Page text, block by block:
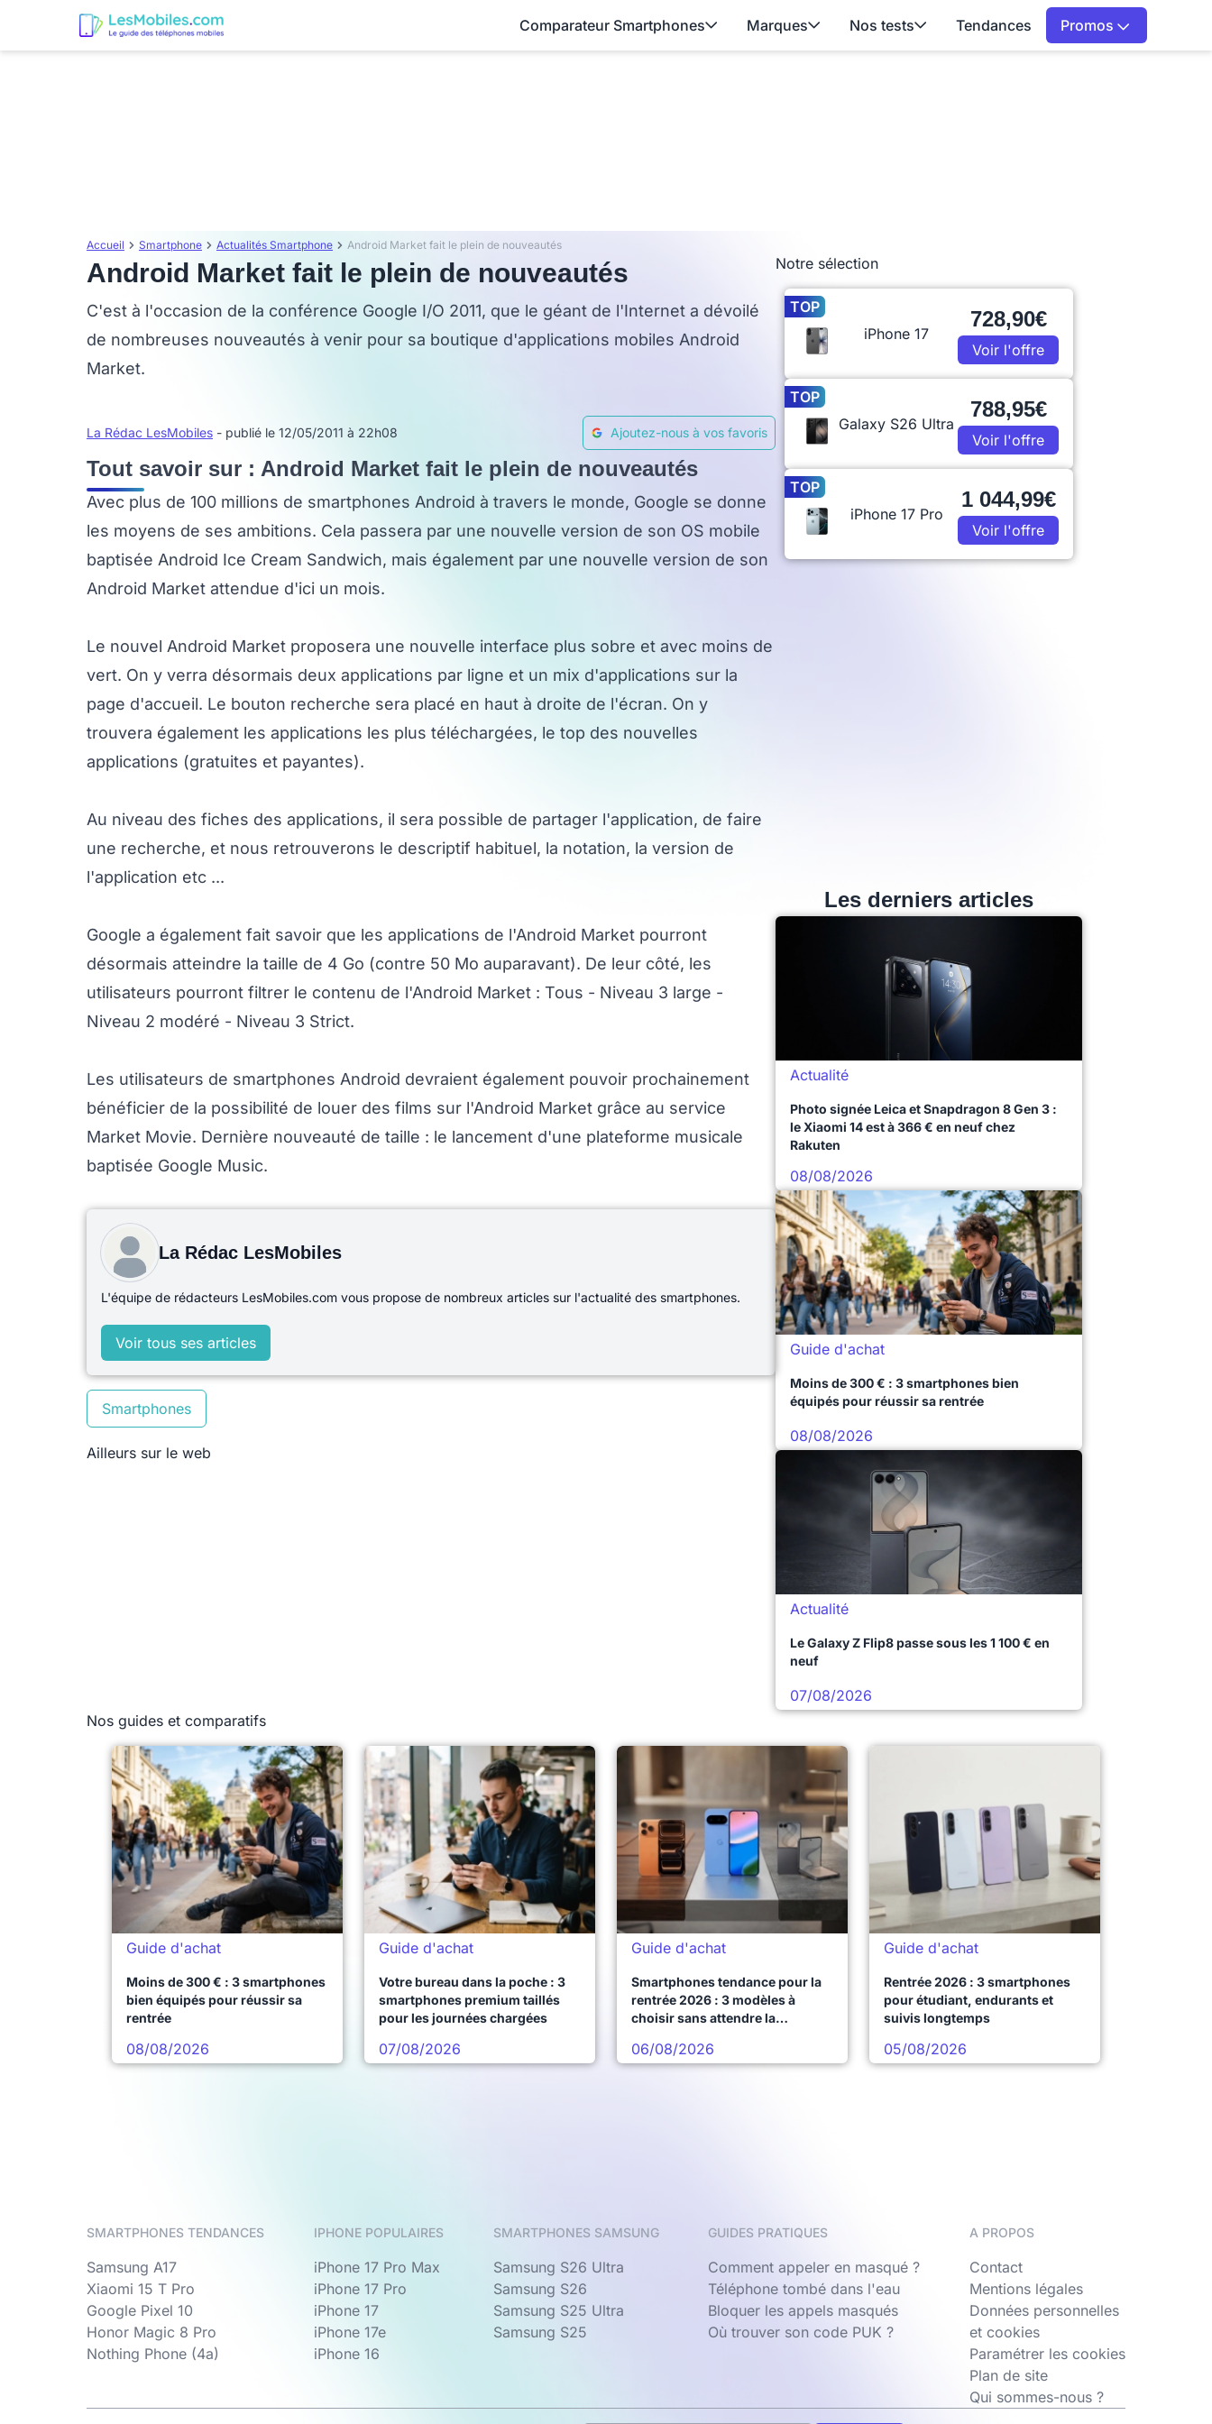
Comparateur Smartphones Marques Nos tests Tendances Promos
Accueil Smartphone Actualités Smartphone Android Market fait le plein de nouveautés
Android Market fait le plein de nouveautés
C'est à l'occasion de la conférence Google I/O 2011, que le géant de l'Internet a dévoilé
de nombreuses nouveautés à venir pour sa boutique d'applications mobiles Android
Market.
La Rédac LesMobiles - publié le 12/05/2011 à 22h08 Ajoutez-nous à vos favoris
Tout savoir sur : Android Market fait le plein de nouveautés
Avec plus de 100 millions de smartphones Android à travers le monde, Google se donne
les moyens de ses ambitions. Cela passera par une nouvelle version de son OS mobile
baptisée Android Ice Cream Sandwich, mais également par une nouvelle version de son
Android Market attendue d'ici un mois.
Le nouvel Android Market proposera une nouvelle interface plus sobre et avec moins de
vert. On y verra désormais deux applications par ligne et un mix d'applications sur la
page d'accueil. Le bouton recherche sera placé en haut à droite de l'écran. On y
trouvera également les applications les plus téléchargées, le top des nouvelles
applications (gratuites et payantes).
Au niveau des fiches des applications, il sera possible de partager l'application, de faire
une recherche, et nous retrouverons le descriptif habituel, la notation, la version de
l'application etc ...
Google a également fait savoir que les applications de l'Android Market pourront
désormais atteindre la taille de 4 Go (contre 50 Mo auparavant). De leur côté, les
utilisateurs pourront filtrer le contenu de l'Android Market : Tous - Niveau 3 large -
Niveau 2 modéré - Niveau 3 Strict.
Les utilisateurs de smartphones Android devraient également pouvoir prochainement
bénéficier de la possibilité de louer des films sur l'Android Market grâce au service
Market Movie. Dernière nouveauté de taille : le lancement d'une plateforme musicale
baptisée Google Music.
La Rédac LesMobiles
L'équipe de rédacteurs LesMobiles.com vous propose de nombreux articles sur l'actualité des smartphones.
Voir tous ses articles
Smartphones
Ailleurs sur le web
Notre sélection
TOP
iPhone 17
728,90€
Voir l'offre
TOP
Galaxy S26 Ultra
788,95€
Voir l'offre
TOP
iPhone 17 Pro
1 044,99€
Voir l'offre
Les derniers articles
Actualité
Photo signée Leica et Snapdragon 8 Gen 3 :
le Xiaomi 14 est à 366 € en neuf chez
Rakuten
08/08/2026
Guide d'achat
Moins de 300 € : 3 smartphones bien
équipés pour réussir sa rentrée
08/08/2026
Actualité
Le Galaxy Z Flip8 passe sous les 1 100 € en
neuf
07/08/2026
Nos guides et comparatifs
Guide d'achat
Moins de 300 € : 3 smartphones
bien équipés pour réussir sa
rentrée
08/08/2026
Guide d'achat
Votre bureau dans la poche : 3
smartphones premium taillés
pour les journées chargées
07/08/2026
Guide d'achat
Smartphones tendance pour la
rentrée 2026 : 3 modèles à
choisir sans attendre la
06/08/2026
Guide d'achat
Rentrée 2026 : 3 smartphones
pour étudiant, endurants et
suivis longtemps
05/08/2026
SMARTPHONES TENDANCES
Samsung A17
Xiaomi 15 T Pro
Google Pixel 10
Honor Magic 8 Pro
Nothing Phone (4a)
IPHONE POPULAIRES
iPhone 17 Pro Max
iPhone 17 Pro
iPhone 17
iPhone 17e
iPhone 16
SMARTPHONES SAMSUNG
Samsung S26 Ultra
Samsung S26
Samsung S25 Ultra
Samsung S25
GUIDES PRATIQUES
Comment appeler en masqué ?
Téléphone tombé dans l'eau
Bloquer les appels masqués
Où trouver son code PUK ?
A PROPOS
Contact
Mentions légales
Données personnelles
et cookies
Paramétrer les cookies
Plan de site
Qui sommes-nous ?